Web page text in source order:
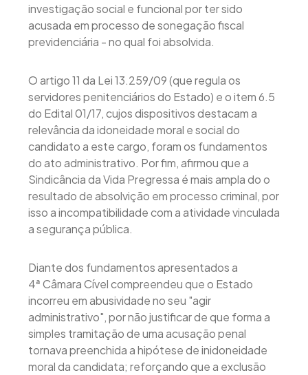
investigação social e funcional por ter sido
acusada em processo de sonegação fiscal
previdenciária - no qual foi absolvida.
O artigo 11 da Lei 13.259/09 (que regula os
servidores penitenciários do Estado) e o item 6.5
do Edital 01/17, cujos dispositivos destacam a
relevância da idoneidade moral e social do
candidato a este cargo, foram os fundamentos
do ato administrativo. Por fim, afirmou que a
Sindicância da Vida Pregressa é mais ampla do o
resultado de absolvição em processo criminal, por
isso a incompatibilidade com a atividade vinculada
a segurança pública.
Diante dos fundamentos apresentados a
4ª Câmara Cível compreendeu que o Estado
incorreu em abusividade no seu "agir
administrativo", por não justificar de que forma a
simples tramitação de uma acusação penal
tornava preenchida a hipótese de inidoneidade
moral da candidata; reforçando que a exclusão